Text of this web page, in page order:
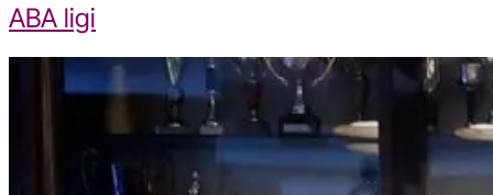
ABA ligi